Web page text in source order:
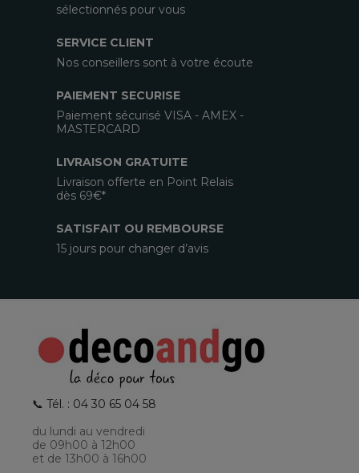
sélectionnés pour vous
SERVICE CLIENT
Nos conseillers sont à votre écoute
PAIEMENT SECURISE
Paiement sécurisé VISA - AMEX -
MASTERCARD
LIVRAISON GRATUITE
Livraison offerte en Point Relais
dès 69€*
SATISFAIT OU REMBOURSE
15 jours pour changer d’avis
📞 Tél. : 04 30 65 04 58
du lundi au vendredi
de 09h00 à 12h00
et de 13h00 à 16h00